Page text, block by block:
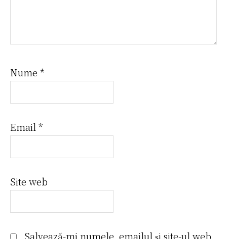
Nume *
Email *
Site web
Salvează-mi numele, emailul și site-ul web